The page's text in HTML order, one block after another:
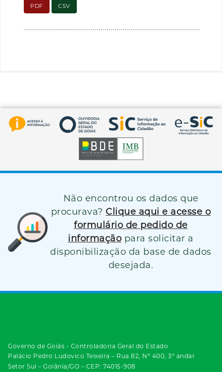
PDF CSV
Não encontrou os dados que
procurava? Clique aqui e acesse o
formulário de pedido de
informação para solicitar a
disponibilização da base de dados
desejada.
Governo de Goiás - Controladoria Geral do Estado
Palácio Pedro Ludovico Teixeira – Rua 82, Nº 400, 3º andar
Setor Sul – Goiânia/GO – CEP: 74015-908